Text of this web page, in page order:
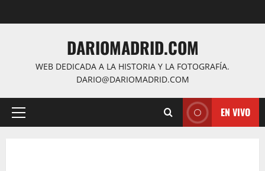
al
DARIOMADRID.COM
WEB DEDICADA A LA HISTORIA Y LA FOTOGRAFÍA.
DARIO@DARIOMADRID.COM
Menú
EN VIVO